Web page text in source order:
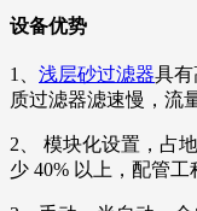
设备优势
1、 浅层砂过滤器具
质过滤器滤速慢，流
2、 模块化设置，占
少 40% 以上，配管工